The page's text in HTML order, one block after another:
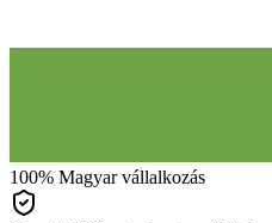
100% Magyar vállalkozás